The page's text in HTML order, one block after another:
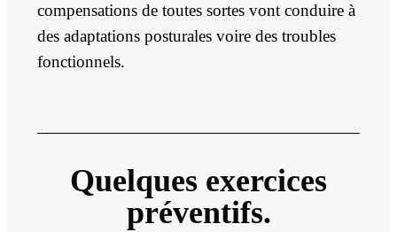
compensations de toutes sortes vont conduire à
des adaptations posturales voire des troubles
fonctionnels.
Quelques exercices
préventifs.